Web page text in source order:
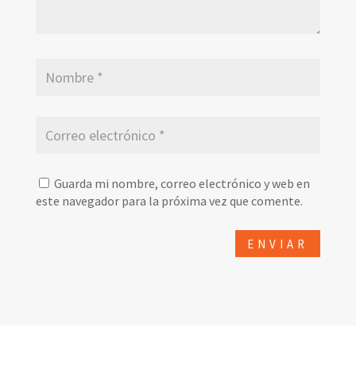
Guarda mi nombre, correo electrónico y web en
este navegador para la próxima vez que comente.